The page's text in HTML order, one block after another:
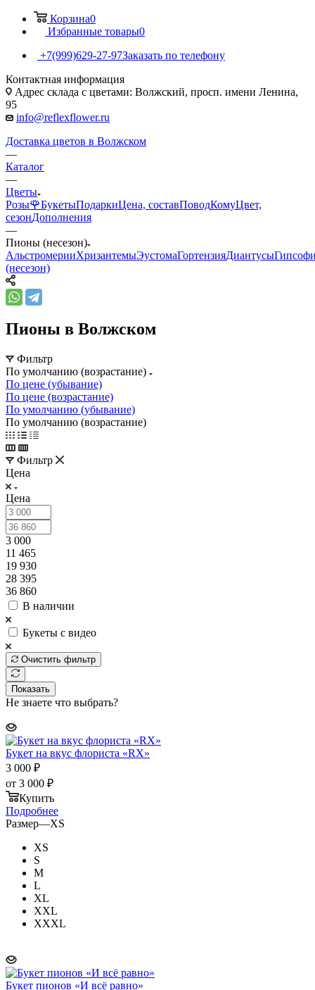
Корзина0
Избранные товары0
+7(999)629-27-97Заказать по телефону
Контактная информация
Адрес склада с цветами: Волжский, просп. имени Ленина,
95
info@reflexflower.ru
Доставка цветов в Волжском
—
Каталог
—
Цветы
Розы🌹БукетыПодаркиЦена, составПоводКомуЦвет,
сезонДополнения
—
Пионы (несезон)
АльстромерииХризантемыЭустомаГортензияДиантусы
(несезон)
Пионы в Волжском
Фильтр
По умолчанию (возрастание)
По цене (убывание)
По цене (возрастание)
По умолчанию (убывание)
По умолчанию (возрастание)
Фильтр
Цена
Цена
3 000
11 465
19 930
28 395
36 860
В наличии
Букеты с видео
Очистить фильтр
Показать
Не знаете что выбрать?
Букет на вкус флориста «RX»
3 000 ₽
от 3 000 ₽
Купить
Подробнее
Размер—XS
XS
S
M
L
XL
XXL
XXXL
Букет пионов «И всё равно»